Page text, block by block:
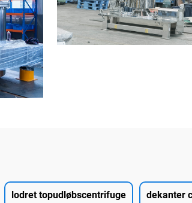
lodret topudløbscentrifuge dekanter